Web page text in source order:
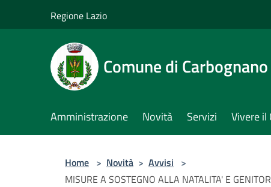
Regione Lazio
Comune di Carbognano
Amministrazione Novità Servizi Vivere il
Home > Novità > Avvisi >
MISURE A SOSTEGNO ALLA NATALITA' E